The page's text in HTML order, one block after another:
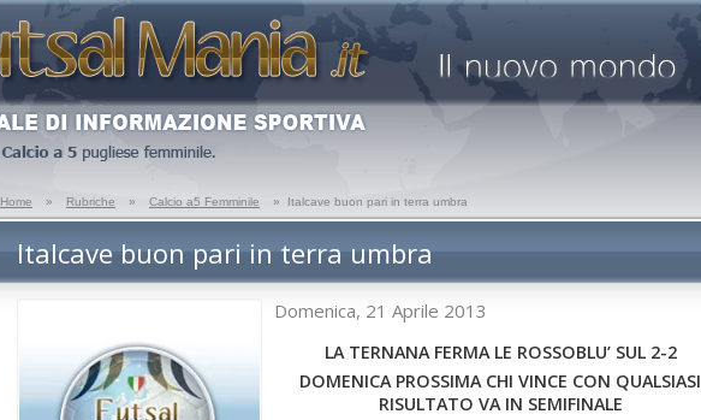
Home » Rubriche » Calcio a5 Femminile » Italcave buon pari in terra umbra
Italcave buon pari in terra umbra
Domenica, 21 Aprile 2013
LA TERNANA FERMA LE ROSSOBLU’ SUL 2-2
DOMENICA PROSSIMA CHI VINCE CON QUALSIASI
RISULTATO VA IN SEMIFINALE